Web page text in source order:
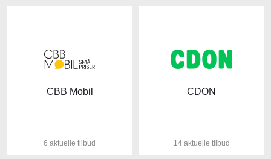
CBB Mobil
6 aktuelle tilbud
CDON
14 aktuelle tilbud